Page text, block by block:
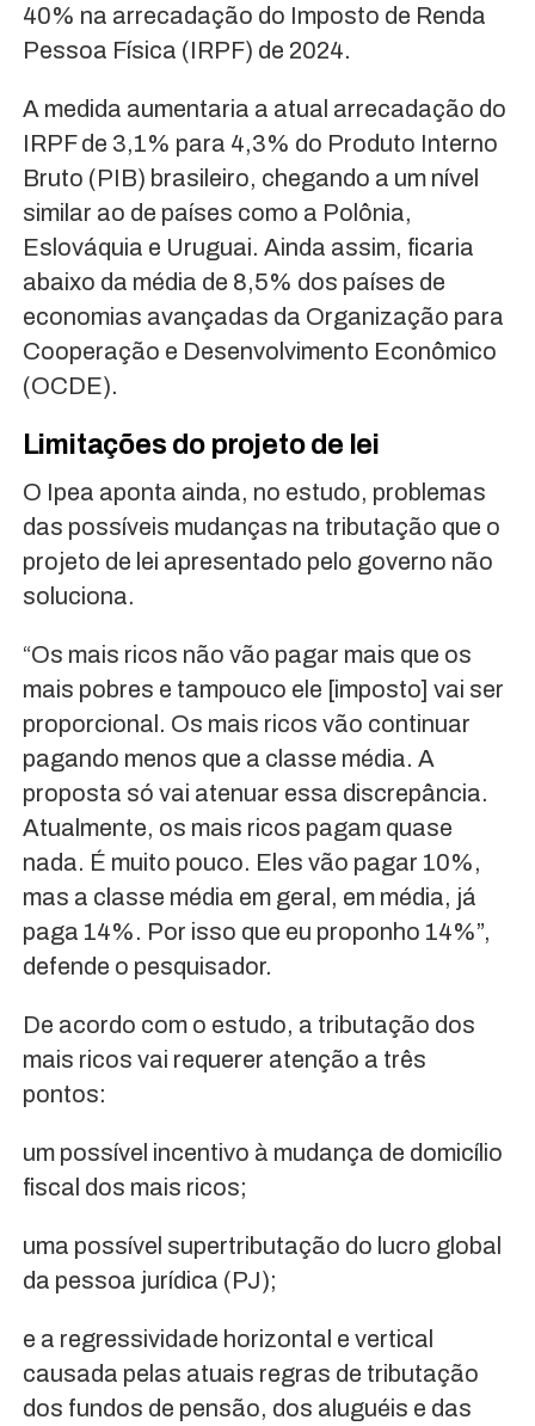
40% na arrecadação do Imposto de Renda
Pessoa Física (IRPF) de 2024.
A medida aumentaria a atual arrecadação do
IRPF de 3,1% para 4,3% do Produto Interno
Bruto (PIB) brasileiro, chegando a um nível
similar ao de países como a Polônia,
Eslováquia e Uruguai. Ainda assim, ficaria
abaixo da média de 8,5% dos países de
economias avançadas da Organização para
Cooperação e Desenvolvimento Econômico
(OCDE).
Limitações do projeto de lei
O Ipea aponta ainda, no estudo, problemas
das possíveis mudanças na tributação que o
projeto de lei apresentado pelo governo não
soluciona.
“Os mais ricos não vão pagar mais que os
mais pobres e tampouco ele [imposto] vai ser
proporcional. Os mais ricos vão continuar
pagando menos que a classe média. A
proposta só vai atenuar essa discrepância.
Atualmente, os mais ricos pagam quase
nada. É muito pouco. Eles vão pagar 10%,
mas a classe média em geral, em média, já
paga 14%. Por isso que eu proponho 14%”,
defende o pesquisador.
De acordo com o estudo, a tributação dos
mais ricos vai requerer atenção a três
pontos:
um possível incentivo à mudança de domicílio
fiscal dos mais ricos;
uma possível supertributação do lucro global
da pessoa jurídica (PJ);
e a regressividade horizontal e vertical
causada pelas atuais regras de tributação
dos fundos de pensão, dos aluguéis e das